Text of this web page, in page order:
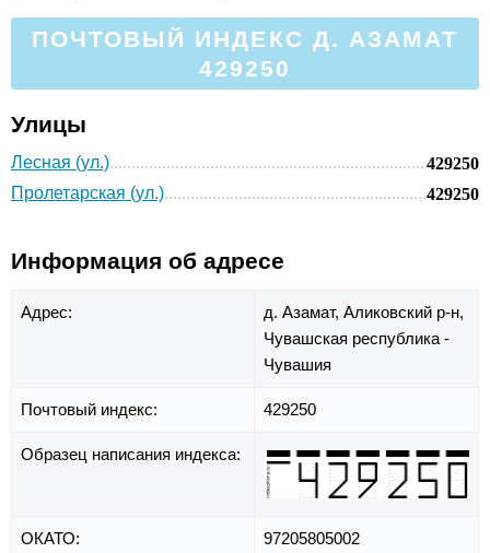
ПОЧТОВЫЙ ИНДЕКС Д. АЗАМАТ
429250
Улицы
Лесная (ул.)
429250
Пролетарская (ул.)
429250
Информация об адресе
Адрес: д. Азамат, Аликовский р-н,
Чувашская республика -
Чувашия
Почтовый индекс: 429250
Образец написания индекса:
ОКАТО: 97205805002